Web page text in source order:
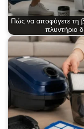
Πώς να αποφύγετε τη
πλυντήριο